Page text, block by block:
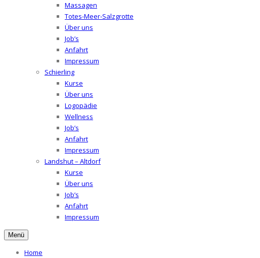
Massagen
Totes-Meer-Salzgrotte
Über uns
Job’s
Anfahrt
Impressum
Schierling
Kurse
Über uns
Logopädie
Wellness
Job’s
Anfahrt
Impressum
Landshut – Altdorf
Kurse
Über uns
Job’s
Anfahrt
Impressum
Menü
Home